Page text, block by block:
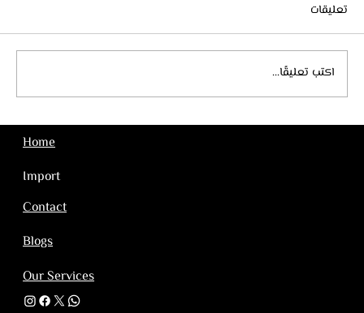
تعليقات
اكتب تعليقًا...
Home
Import
Contact
Blogs
Our Services